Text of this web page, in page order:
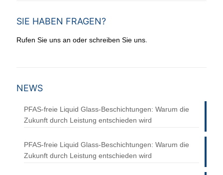
durch minderwertige asiatische Kopien, die den Markt
unermüdlich.
Smartphone-Anbieter. Unsere Liquid Glass
Smartphones, sowohl für die Vorderseite als auch für
die Rückseite aus Glas. Besonders seit der Corona-
denn je. Unsere biostatische Versiegelung sorgt dafür,
dass Bakterien und Viren auf der Oberfläche nicht
SIE HABEN FRAGEN?
Rufen Sie uns an oder schreiben Sie uns.
NEWS
PFAS-freie Liquid Glass-Beschichtungen: Warum die
Zukunft durch Leistung entschieden wird
PFAS-freie Liquid Glass-Beschichtungen: Warum die
Zukunft durch Leistung entschieden wird